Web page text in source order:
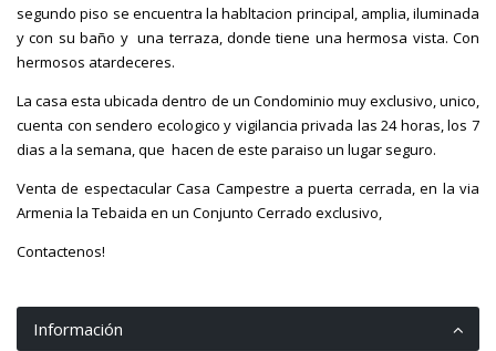
segundo piso se encuentra la habltacion principal, amplia, iluminada
y con su baño y una terraza, donde tiene una hermosa vista. Con
hermosos atardeceres.
La casa esta ubicada dentro de un Condominio muy exclusivo, unico,
cuenta con sendero ecologico y vigilancia privada las 24 horas, los 7
dias a la semana, que hacen de este paraiso un lugar seguro.
Venta de espectacular Casa Campestre a puerta cerrada, en la via
Armenia la Tebaida en un Conjunto Cerrado exclusivo,
Contactenos!
Información